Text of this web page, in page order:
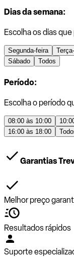
Dias da semana:
Escolha os dias
Segunda-feira
Sábado
Todos
Período:
Escolha o período
08:00 às 10:00
16:00 às 18:00
Garantias
Melhor preço
Resultados rápidos
Suporte